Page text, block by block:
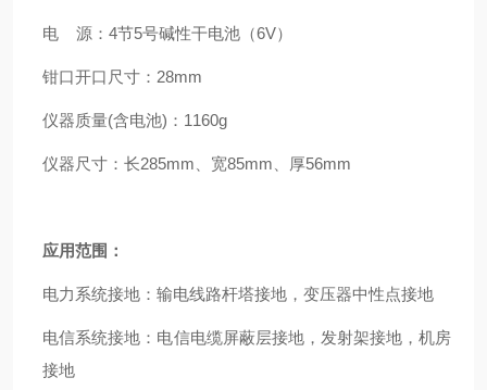
电 源：4节5号碱性干电池（6V）
钳口开口尺寸：28mm
仪器质量(含电池)：1160g
仪器尺寸：长285mm、宽85mm、厚56mm
应用范围：
电力系统接地：输电线路杆塔接地，变压器中性点接地
电信系统接地：电信电缆屏蔽层接地，发射架接地，机房
接地